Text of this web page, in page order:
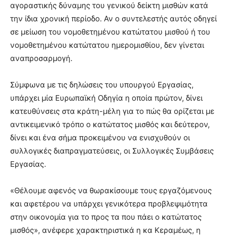
αγοραστικής δύναμης του γενικού δείκτη μισθών κατά
την ίδια χρονική περίοδο. Αν ο συντελεστής αυτός οδηγεί
σε μείωση του νομοθετημένου κατώτατου μισθού ή του
νομοθετημένου κατώτατου ημερομισθίου, δεν γίνεται
αναπροσαρμογή.
Σύμφωνα με τις δηλώσεις του υπουργού Εργασίας,
υπάρχει μία Ευρωπαϊκή Οδηγία η οποία πρώτον, δίνει
κατευθύνσεις στα κράτη-μέλη για το πώς θα ορίζεται με
αντικειμενικό τρόπο ο κατώτατος μισθός και δεύτερον,
δίνει και ένα σήμα προκειμένου να ενισχυθούν οι
συλλογικές διαπραγματεύσεις, οι Συλλογικές Συμβάσεις
Εργασίας.
«Θέλουμε αφενός να θωρακίσουμε τους εργαζόμενους
και αφετέρου να υπάρχει γενικότερα προβλεψιμότητα
στην οικονομία για το προς τα που πάει ο κατώτατος
μισθός», ανέφερε χαρακτηριστικά η κα Κεραμέως, η